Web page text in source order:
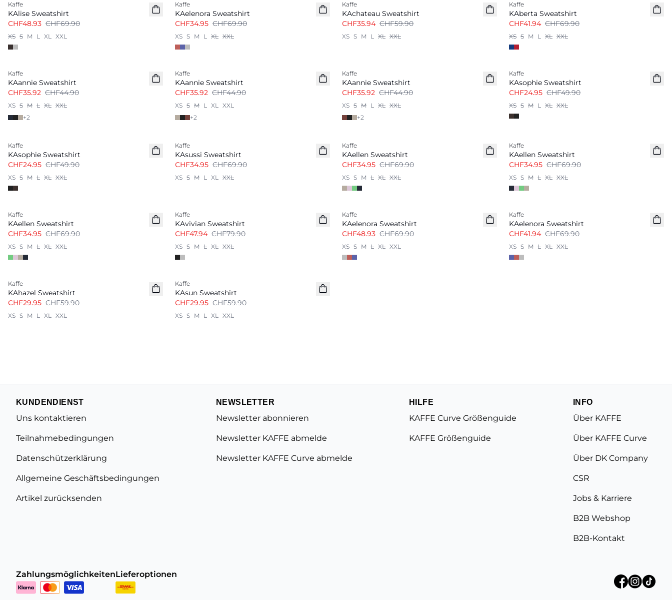
Kaffe
KAlise Sweatshirt
CHF48.93 CHF69.90
XS S M L XL XXL
Kaffe
KAelenora Sweatshirt
CHF34.95 CHF69.90
XS S M L XL XXL
Kaffe
KAchateau Sweatshirt
CHF35.94 CHF59.90
XS S M L XL XXL
Kaffe
KAberta Sweatshirt
CHF41.94 CHF69.90
XS S M L XL XXL
Kaffe
KAannie Sweatshirt
CHF35.92 CHF44.90
XS S M L XL XXL
+2
Kaffe
KAannie Sweatshirt
CHF35.92 CHF44.90
XS S M L XL XXL
+2
Kaffe
KAannie Sweatshirt
CHF35.92 CHF44.90
XS S M L XL XXL
+2
Kaffe
KAsophie Sweatshirt
CHF24.95 CHF49.90
XS S M L XL XXL
Kaffe
KAsophie Sweatshirt
CHF24.95 CHF49.90
XS S M L XL XXL
Kaffe
KAsussi Sweatshirt
CHF34.95 CHF69.90
XS S M L XL XXL
Kaffe
KAellen Sweatshirt
CHF34.95 CHF69.90
XS S M L XL XXL
Kaffe
KAellen Sweatshirt
CHF34.95 CHF69.90
XS S M L XL XXL
Kaffe
KAellen Sweatshirt
CHF34.95 CHF69.90
XS S M L XL XXL
Kaffe
KAvivian Sweatshirt
CHF47.94 CHF79.90
XS S M L XL XXL
Kaffe
KAelenora Sweatshirt
CHF48.93 CHF69.90
XS S M L XL XXL
Kaffe
KAelenora Sweatshirt
CHF41.94 CHF69.90
XS S M L XL XXL
Kaffe
KAhazel Sweatshirt
CHF29.95 CHF59.90
XS S M L XL XXL
Kaffe
KAsun Sweatshirt
CHF29.95 CHF59.90
XS S M L XL XXL
KUNDENDIENST
Uns kontaktieren
Teilnahmebedingungen
Datenschützerklärung
Allgemeine Geschäftsbedingungen
Artikel zurücksenden
NEWSLETTER
Newsletter abonnieren
Newsletter KAFFE abmelde
Newsletter KAFFE Curve abmelde
HILFE
KAFFE Curve Größenguide
KAFFE Größenguide
INFO
Über KAFFE
Über KAFFE Curve
Über DK Company
CSR
Jobs & Karriere
B2B Webshop
B2B-Kontakt
ZahlungsmöglichkeitenLieferoptionen